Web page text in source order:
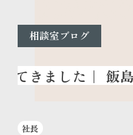
相談室ブログ
社長